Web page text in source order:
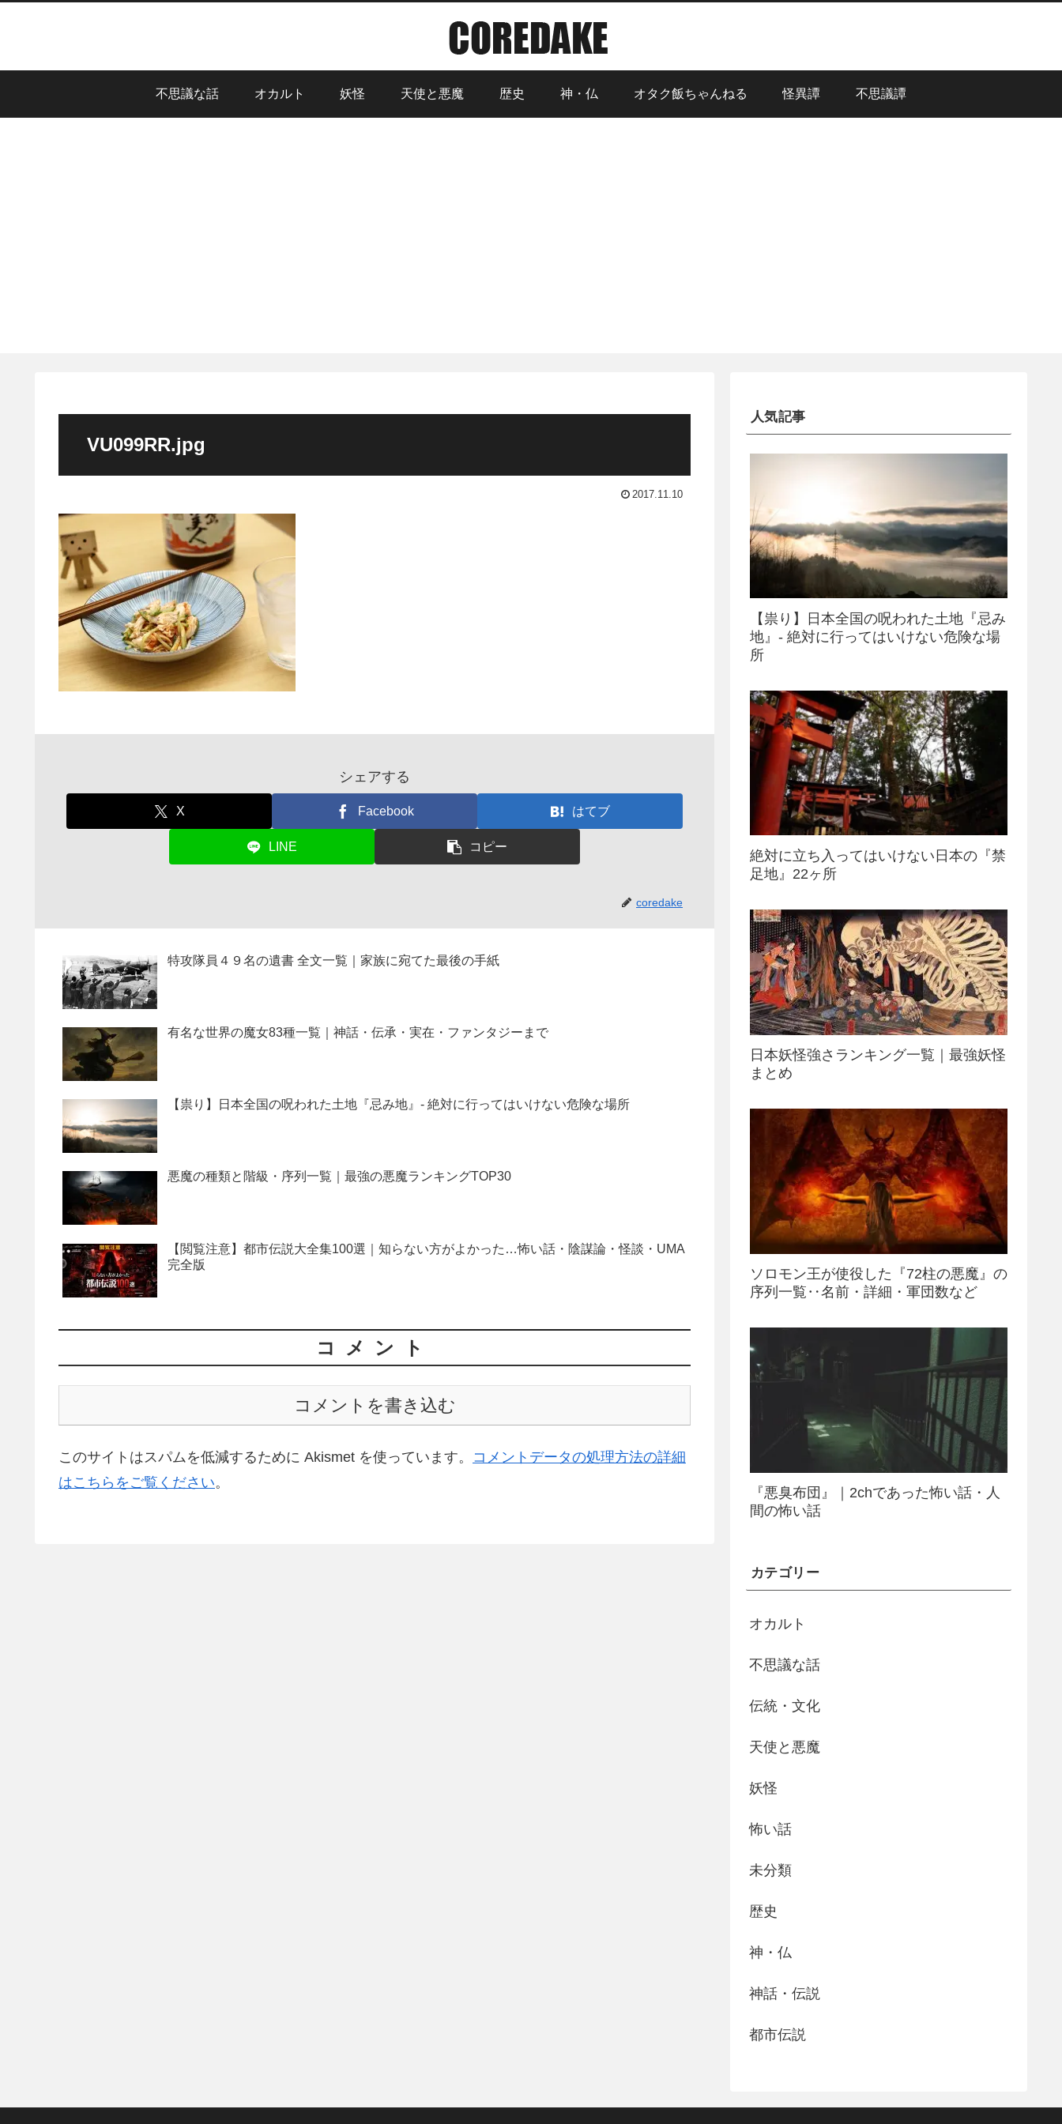
不思議な話 オカルト 妖怪 天使と悪魔 歴史 神・仏 オタク飯ちゃんねる 怪異譚 不思議譚
VU099RR.jpg
2017.11.10
シェアする
X Facebook はてブ
LINE コピー
coredake
特攻隊員４９名の遺書 全文一覧｜家族に宛てた最後の手紙
有名な世界の魔女83種一覧｜神話・伝承・実在・ファンタジーまで
【祟り】日本全国の呪われた土地『忌み地』- 絶対に行ってはいけない危険な場所
悪魔の種類と階級・序列一覧｜最強の悪魔ランキングTOP30
【閲覧注意】都市伝説大全集100選｜知らない方がよかった…怖い話・陰謀論・怪談・UMA
完全版
コメント
コメントを書き込む
このサイトはスパムを低減するために Akismet を使っています。 コメントデータの処理方法の詳細
はこちらをご覧ください。
人気記事
【祟り】日本全国の呪われた土地『忌み
地』- 絶対に行ってはいけない危険な場
所
絶対に立ち入ってはいけない日本の『禁
足地』22ヶ所
日本妖怪強さランキング一覧｜最強妖怪
まとめ
ソロモン王が使役した『72柱の悪魔』の
序列一覧‥名前・詳細・軍団数など
『悪臭布団』｜2chであった怖い話・人
間の怖い話
カテゴリー
オカルト
不思議な話
伝統・文化
天使と悪魔
妖怪
怖い話
未分類
歴史
神・仏
神話・伝説
都市伝説